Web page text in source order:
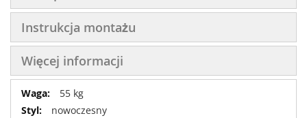
Instrukcja montażu
Więcej informacji
Więcej
informacji
55 kg
nowoczesny